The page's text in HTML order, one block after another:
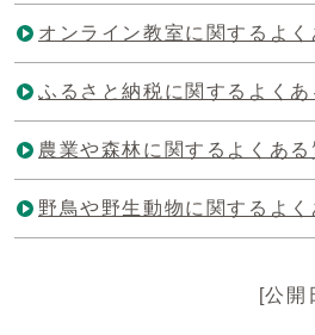
オンライン教室に関するよく
ふるさと納税に関するよくあ
農業や森林に関するよくある
野鳥や野生動物に関するよく
[公開